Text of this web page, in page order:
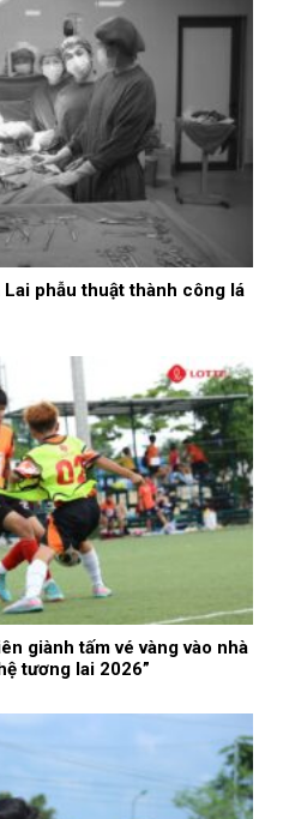
phẫu thuật thành công lá
giành tấm vé vàng vào nhà
tương lai 2026”